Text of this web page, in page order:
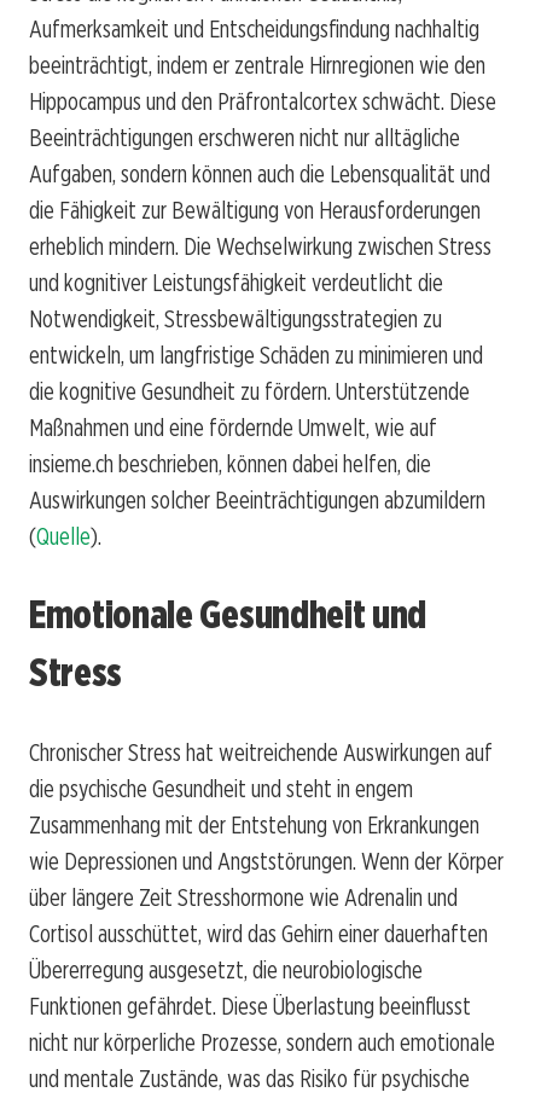
Aufmerksamkeit und Entscheidungsfindung nachhaltig
beeinträchtigt, indem er zentrale Hirnregionen wie den
Hippocampus und den Präfrontalcortex schwächt. Diese
Beeinträchtigungen erschweren nicht nur alltägliche
Aufgaben, sondern können auch die Lebensqualität und
die Fähigkeit zur Bewältigung von Herausforderungen
erheblich mindern. Die Wechselwirkung zwischen Stress
und kognitiver Leistungsfähigkeit verdeutlicht die
Notwendigkeit, Stressbewältigungsstrategien zu
entwickeln, um langfristige Schäden zu minimieren und
die kognitive Gesundheit zu fördern. Unterstützende
Maßnahmen und eine fördernde Umwelt, wie auf
insieme.ch beschrieben, können dabei helfen, die
Auswirkungen solcher Beeinträchtigungen abzumildern
(Quelle).
Emotionale Gesundheit und
Stress
Chronischer Stress hat weitreichende Auswirkungen auf
die psychische Gesundheit und steht in engem
Zusammenhang mit der Entstehung von Erkrankungen
wie Depressionen und Angststörungen. Wenn der Körper
über längere Zeit Stresshormone wie Adrenalin und
Cortisol ausschüttet, wird das Gehirn einer dauerhaften
Übererregung ausgesetzt, die neurobiologische
Funktionen gefährdet. Diese Überlastung beeinflusst
nicht nur körperliche Prozesse, sondern auch emotionale
und mentale Zustände, was das Risiko für psychische